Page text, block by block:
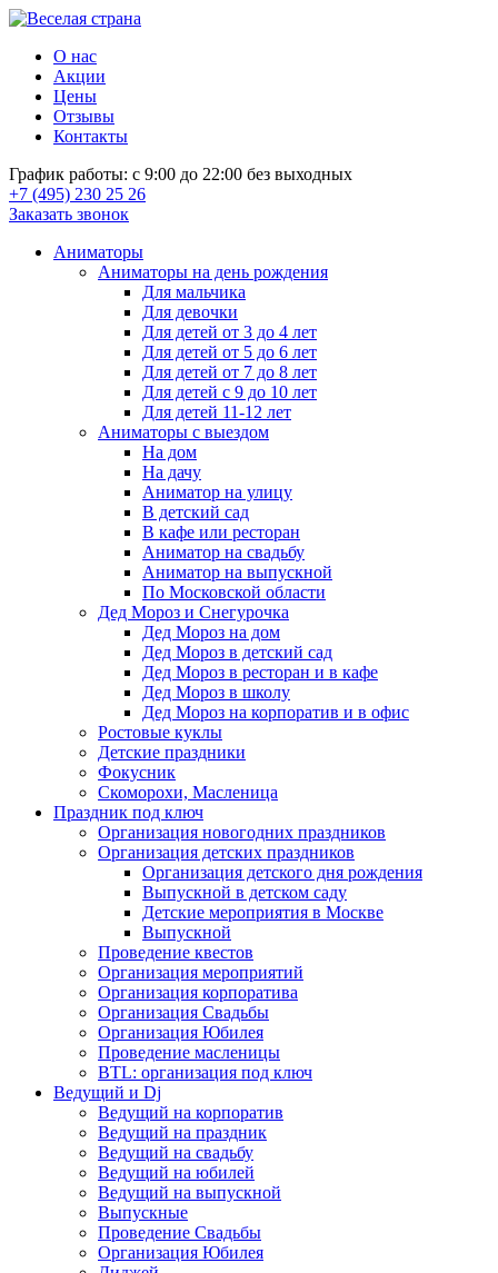
О нас
Акции
Цены
Отзывы
Контакты
График работы: с 9:00 до 22:00 без выходных
+7 (495) 230 25 26
Заказать звонок
Аниматоры
Аниматоры на день рождения
Для мальчика
Для девочки
Для детей от 3 до 4 лет
Для детей от 5 до 6 лет
Для детей от 7 до 8 лет
Для детей с 9 до 10 лет
Для детей 11-12 лет
Аниматоры с выездом
На дом
На дачу
Аниматор на улицу
В детский сад
В кафе или ресторан
Аниматор на свадьбу
Аниматор на выпускной
По Московской области
Дед Мороз и Снегурочка
Дед Мороз на дом
Дед Мороз в детский сад
Дед Мороз в ресторан и в кафе
Дед Мороз в школу
Дед Мороз на корпоратив и в офис
Ростовые куклы
Детские праздники
Фокусник
Скоморохи, Масленица
Праздник под ключ
Организация новогодних праздников
Организация детских праздников
Организация детского дня рождения
Выпускной в детском саду
Детские мероприятия в Москве
Выпускной
Проведение квестов
Организация мероприятий
Организация корпоратива
Организация Свадьбы
Организация Юбилея
Проведение масленицы
BTL: организация под ключ
Ведущий и Dj
Ведущий на корпоратив
Ведущий на праздник
Ведущий на свадьбу
Ведущий на юбилей
Ведущий на выпускной
Выпускные
Проведение Свадьбы
Организация Юбилея